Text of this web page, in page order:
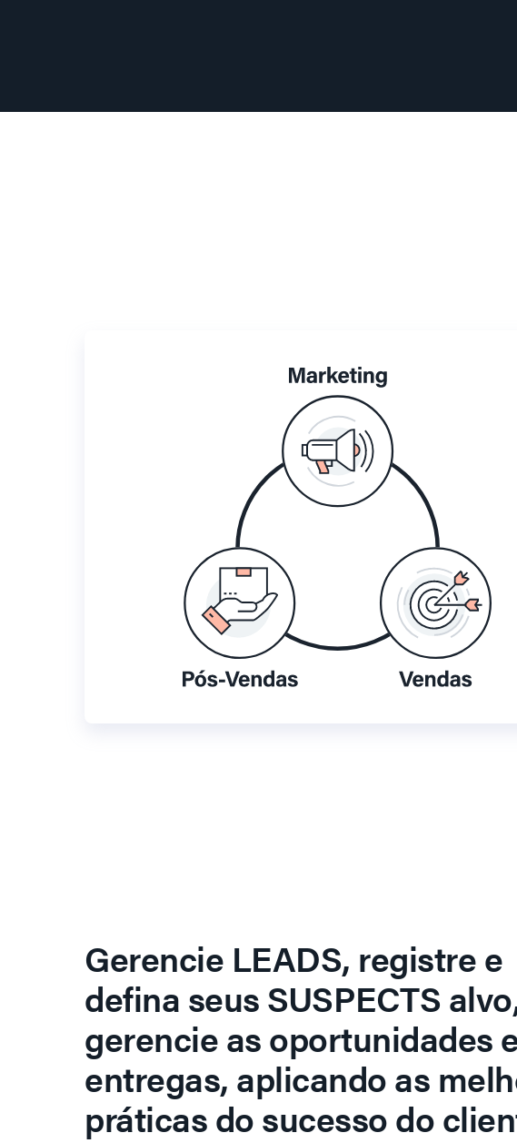
Gerencie LEADS, registre e
defina seus SUSPECTS
gerencie as oportunidades
entregas, aplicando as
práticas do sucesso do